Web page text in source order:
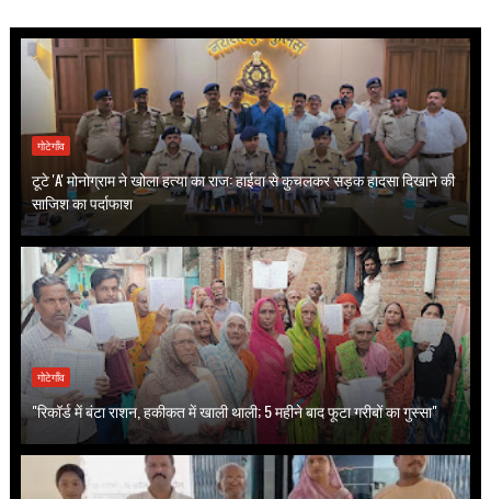
गोटेगाँव
टूटे 'A' मोनोग्राम ने खोला हत्या का राज: हाईवा से कुचलकर सड़क हादसा दिखाने की
साजिश का पर्दाफाश
गोटेगाँव
"रिकॉर्ड में बंटा राशन, हकीकत में खाली थाली; 5 महीने बाद फूटा गरीबों का गुस्सा"